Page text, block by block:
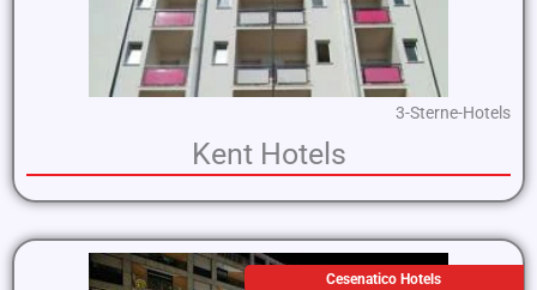
3-Sterne-Hotels
Kent Hotels
Cesenatico Hotels